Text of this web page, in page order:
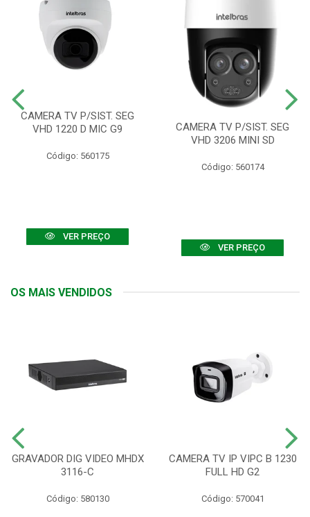
CAMERA TV P/SIST. SEG
VHD 1220 D MIC G9
Código: 560175
VER PREÇO
CAMERA TV P/SIST. SEG
VHD 3206 MINI SD
Código: 560174
VER PREÇO
OS MAIS VENDIDOS
GRAVADOR DIG VIDEO MHDX
3116-C
Código: 580130
CAMERA TV IP VIPC B 1230
FULL HD G2
Código: 570041